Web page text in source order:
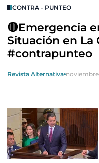
CONTRA - PUNTEO
🔴Emergencia
Situación en La
#contrapunteo
Revista Alternativa noviembre